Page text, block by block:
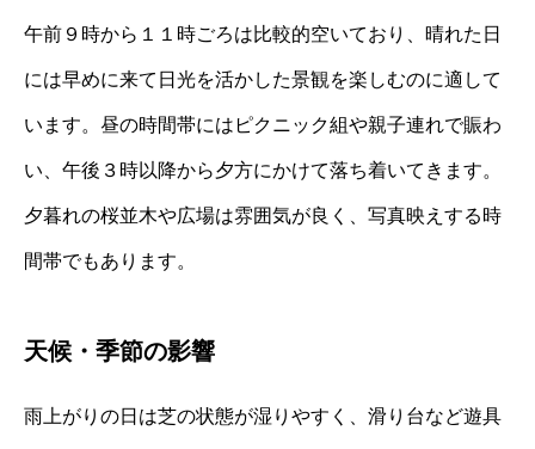
午前９時から１１時ごろは比較的空いており、晴れた日
には早めに来て日光を活かした景観を楽しむのに適して
います。昼の時間帯にはピクニック組や親子連れで賑わ
い、午後３時以降から夕方にかけて落ち着いてきます。
夕暮れの桜並木や広場は雰囲気が良く、写真映えする時
間帯でもあります。
天候・季節の影響
雨上がりの日は芝の状態が湿りやすく、滑り台など遊具